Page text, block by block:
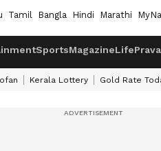
Tamil Bangla Hindi Marathi
SportsMagazineLife
Kerala Lottery Gold Rate